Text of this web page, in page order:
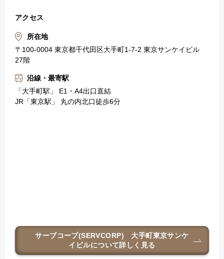
アクセス
所在地
〒100-0004 東京都千代田区大手町1-7-2 東京サンケイビル
27階
沿線・最寄駅
「大手町駅」 E1・A4出口直結
JR「東京駅」 丸の内北口徒歩6分
サーブコープ(SERVCORP) 大手町東京サンケ
イビルについて詳しく見る